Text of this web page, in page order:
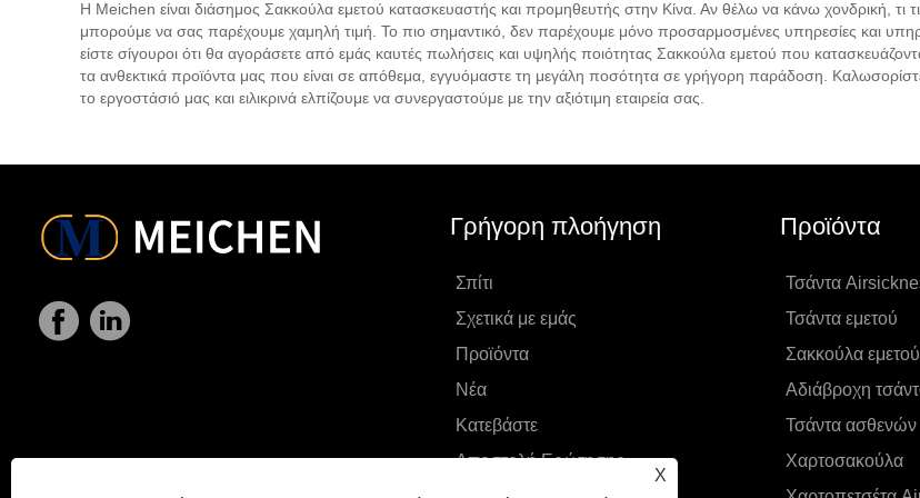
Η Meichen είναι διάσημος Σακκούλα εμετού κατασκευαστής και προμηθευτής στην Κίνα. Αν θέλω να κάνω χονδρική, τι
μπορούμε να σας παρέχουμε χαμηλή τιμή. Το πιο σημαντικό, δεν παρέχουμε μόνο προσαρμοσμένες υπηρεσίες και
είστε σίγουροι ότι θα αγοράσετε από εμάς καυτές πωλήσεις και υψηλής ποιότητας Σακκούλα εμετού που
τα ανθεκτικά προϊόντα μας που είναι σε απόθεμα, εγγυόμαστε τη μεγάλη ποσότητα σε γρήγορη παράδοση. Καλωσορίστε
το εργοστάσιό μας και ειλικρινά ελπίζουμε να συνεργαστούμε με την αξιότιμη εταιρεία σας.
X
Γρήγορη πλοήγηση
Σπίτι
Σχετικά με εμάς
Προϊόντα
Νέα
Κατεβάστε
Αποστολή Ερώτησης
Προϊόντα
Τσάντα
Τσάντα εμετού
Σακκούλα εμετού
Αδιάβροχη
Τσάντα ασθενών
Χαρτοσακούλα